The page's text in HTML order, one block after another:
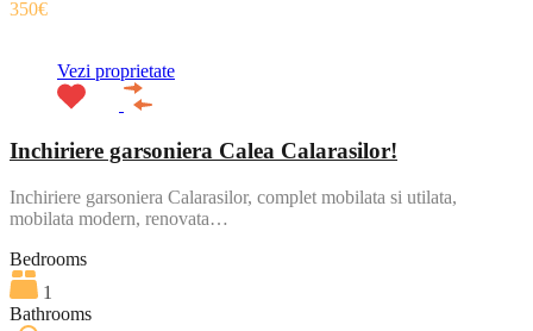
350€
Vezi proprietate
Inchiriere garsoniera Calea Calarasilor!
Inchiriere garsoniera Calarasilor, complet mobilata si utilata,
mobilata modern, renovata…
Bedrooms
1
Bathrooms